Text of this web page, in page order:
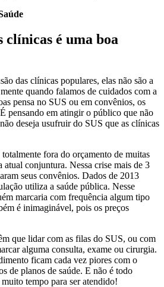
clínicas é uma boa
das clínicas populares, elas não são a
quando falamos de cuidados com a
pensa no SUS ou em convênios, os
pensando em atingir o público que não
deseja usufruir do SUS que as clínicas
fora do orçamento de muitas
atual conjuntura. Nessa crise mais de 3
seus convênios. Dados de 2013
utiliza a saúde pública. Nesse
marcaria com frequência algum tipo
é inimaginável, pois os preços
que lidar com as filas do SUS, ou com
alguma consulta, exame ou cirurgia.
ficam cada vez piores com o
de planos de saúde. E não é todo
tempo para ser atendido!